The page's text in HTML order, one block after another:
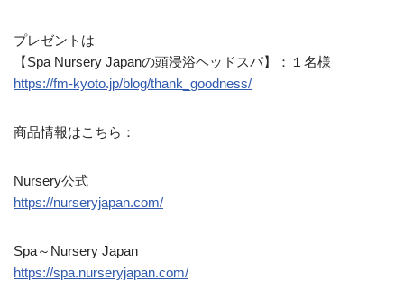
プレゼントは
【Spa Nursery Japanの頭浸浴ヘッドスパ】：１名様
https://fm-kyoto.jp/blog/thank_goodness/
商品情報はこちら：
Nursery公式
https://nurseryjapan.com/
Spa～Nursery Japan
https://spa.nurseryjapan.com/